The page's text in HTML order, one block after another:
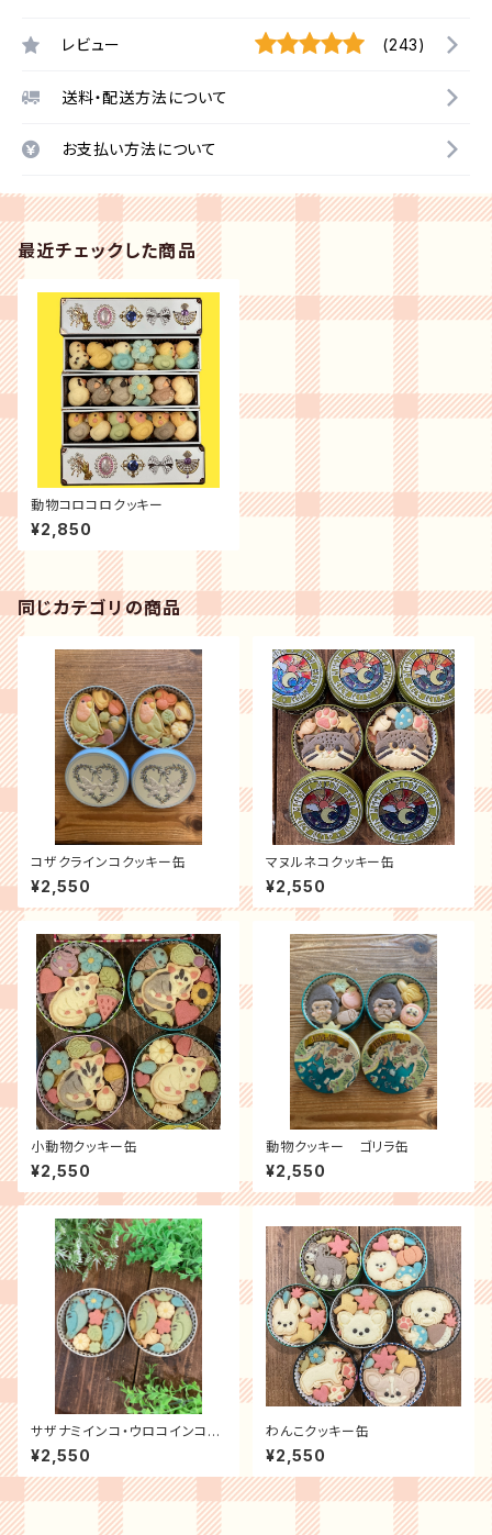
レビュー (243)
送料・配送方法について
お支払い方法について
最近チェックした商品
動物コロコロクッキー
¥2,850
同じカテゴリの商品
コザクラインコクッキー缶
¥2,550
マヌルネコクッキー缶
¥2,550
小動物クッキー缶
¥2,550
動物クッキー ゴリラ缶
¥2,550
サザナミインコ・ウロコインコク
ッキー缶
¥2,550
わんこクッキー缶
¥2,550